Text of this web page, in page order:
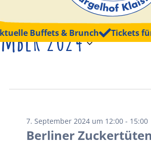
Buffets & Brunch Tickets für's
2024
Berliner
7. September 2024 um 12:00- 15:00